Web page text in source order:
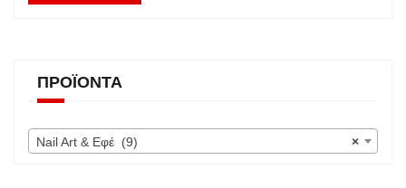
ΠΡΟΪΌΝΤΑ
×
Nail Art & Εφέ (9)